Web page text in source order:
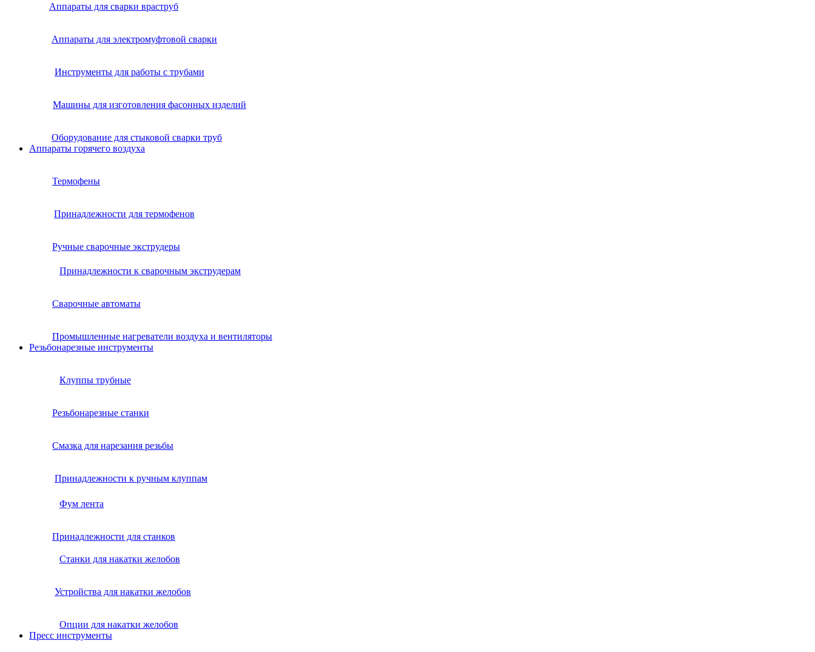
Аппараты для сварки враструб
Аппараты для электромуфтовой сварки
Инструменты для работы с трубами
Машины для изготовления фасонных изделий
Оборудование для стыковой сварки труб
Аппараты горячего воздуха
Термофены
Принадлежности для термофенов
Ручные сварочные экструдеры
Принадлежности к сварочным экструдерам
Сварочные автоматы
Промышленные нагреватели воздуха и вентиляторы
Резьбонарезные инструменты
Клуппы трубные
Резьбонарезные станки
Смазка для нарезания резьбы
Принадлежности к ручным клуппам
Фум лента
Принадлежности для станков
Станки для накатки желобов
Устройства для накатки желобов
Опции для накатки желобов
Пресс инструменты